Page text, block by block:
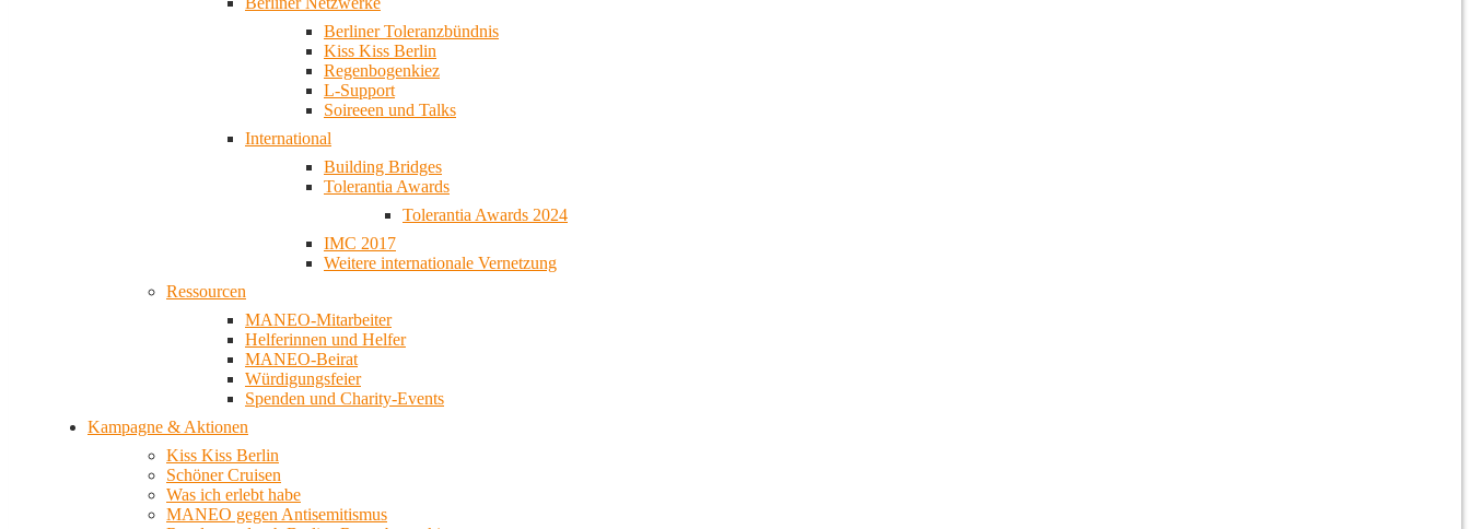
Berliner Toleranzbündnis
Kiss Kiss Berlin
Regenbogenkiez
L-Support
Soireeen und Talks
International
Building Bridges
Tolerantia Awards
Tolerantia Awards 2024
IMC 2017
Weitere internationale Vernetzung
Ressourcen
MANEO-Mitarbeiter
Helferinnen und Helfer
MANEO-Beirat
Würdigungsfeier
Spenden und Charity-Events
Kampagne & Aktionen
Kiss Kiss Berlin
Schöner Cruisen
Was ich erlebt habe
MANEO gegen Antisemitismus